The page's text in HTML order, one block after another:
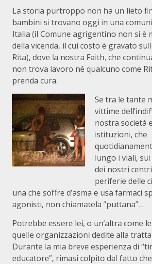
La storia purtroppo non ha un lieto
bambini si trovano oggi in una
Italia (il Comune agrigentino non si è
della vicenda, il cui costo è gravato
Rita), dove la nostra Faith, che
non trova lavoro né qualcuno come
prenda cura.
Se tra le tante
vittime
nostra società
istituzioni, che
lungo i viali,
dei nostri
periferie delle
una che soffre d’asma e usa farmaci
agonisti, non chiamatela “puttana”…
Potrebbe essere lei, o un’altra come
quelle organizzazioni dedite alla
Durante la mia breve esperienza di
educatore”, rimasi colpito dal fatto